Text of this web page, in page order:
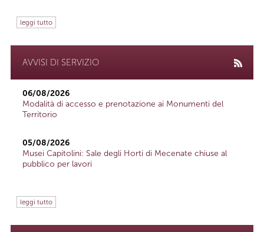
leggi tutto
AVVISI DI SERVIZIO
06/08/2026
Modalità di accesso e prenotazione ai Monumenti del
Territorio
05/08/2026
Musei Capitolini: Sale degli Horti di Mecenate chiuse al
pubblico per lavori
leggi tutto